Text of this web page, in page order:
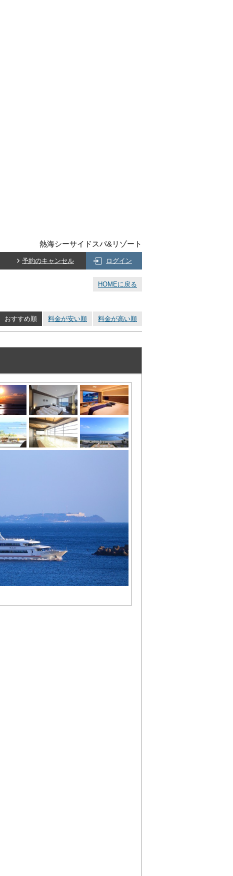
熱海シーサイドスパ&リゾート
予約のキャンセル ログイン
HOMEに戻る
おすすめ順 料金が安い順 料金が高い順